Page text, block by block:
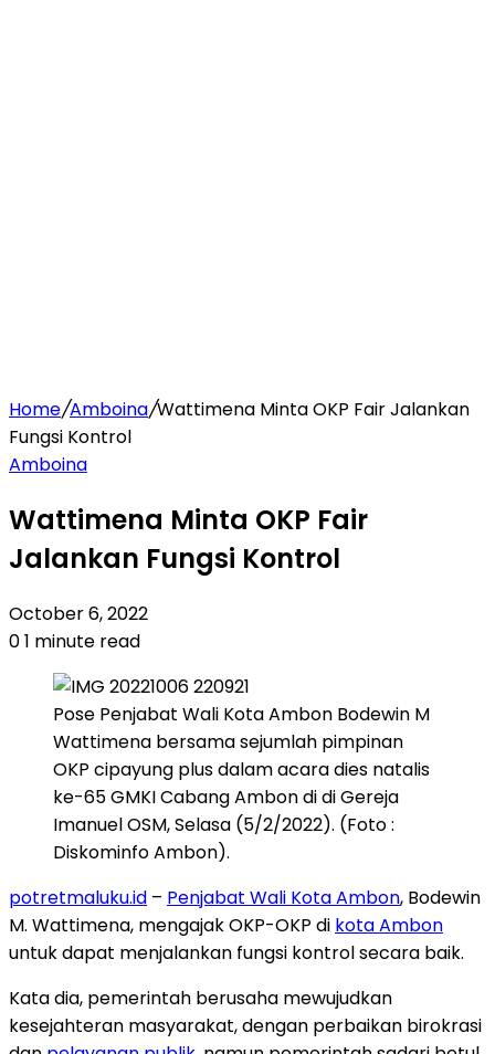
Home/Amboina/Wattimena Minta OKP Fair Jalankan
Fungsi Kontrol
Amboina
Wattimena Minta OKP Fair
Jalankan Fungsi Kontrol
October 6, 2022
01 minute read
Pose Penjabat Wali Kota Ambon Bodewin M
Wattimena bersama sejumlah pimpinan
OKP cipayung plus dalam acara dies natalis
ke-65 GMKI Cabang Ambon di di Gereja
Imanuel OSM, Selasa (5/2/2022). (Foto :
Diskominfo Ambon).
potretmaluku.id – Penjabat Wali Kota Ambon, Bodewin
M. Wattimena, mengajak OKP-OKP di kota Ambon
untuk dapat menjalankan fungsi kontrol secara baik.
Kata dia, pemerintah berusaha mewujudkan
kesejahteran masyarakat, dengan perbaikan birokrasi